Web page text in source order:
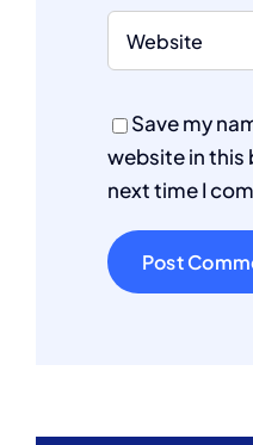
Save my
website in this
next time I